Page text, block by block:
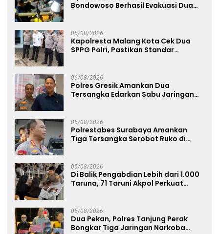
Bondowoso Berhasil Evakuasi Dua
06/08/2026
Kapolresta Malang Kota Cek Dua
SPPG Polri, Pastikan Standar
06/08/2026
Polres Gresik Amankan Dua
Tersangka Edarkan Sabu Jaringan
05/08/2026
Polrestabes Surabaya Amankan
Tiga Tersangka Serobot Ruko di
05/08/2026
Di Balik Pengabdian Lebih dari 1.000
Taruna, 71 Taruni Akpol Perkuat
05/08/2026
Dua Pekan, Polres Tanjung Perak
Bongkar Tiga Jaringan Narkoba